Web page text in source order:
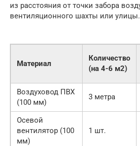
из расстояния от точки забора
вентиляционного шахты или улицы.
Материал
Количество
(на 4-6 м2)
Воздуховод ПВХ
(100 мм)
3 метра
Осевой
вентилятор (100
мм)
1 шт.